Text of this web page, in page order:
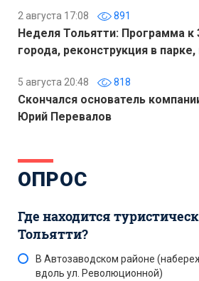
2 августа 17:08 891
Неделя Тольятти: Программа к
города, реконструкция в
5 августа 20:48 818
Скончался основатель
Юрий Перевалов
ОПРОС
Где находится
Тольятти?
В Автозаводском районе
вдоль ул. Революционной)